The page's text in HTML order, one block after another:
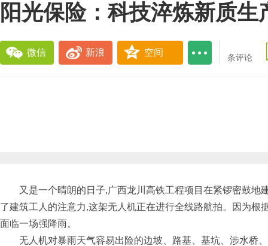
阳光保险：科技淬炼新质
微信 新浪 空间
条评论
又是一个晴朗的日子,广西龙川高铁工程项目在紧锣密鼓地
了建筑工人的注意力,这架无人机正在进行全线路航拍。因为根
面临一场强降雨。
无人机对暴雨天气容易出险的边坡、路基、基坑、涉水桥